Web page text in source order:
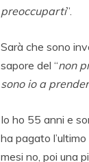
preoccuparti”.
Sarà che sono
sapore del “non
sono io a
Io ho 55 anni e
ha pagato
mesi no, poi una